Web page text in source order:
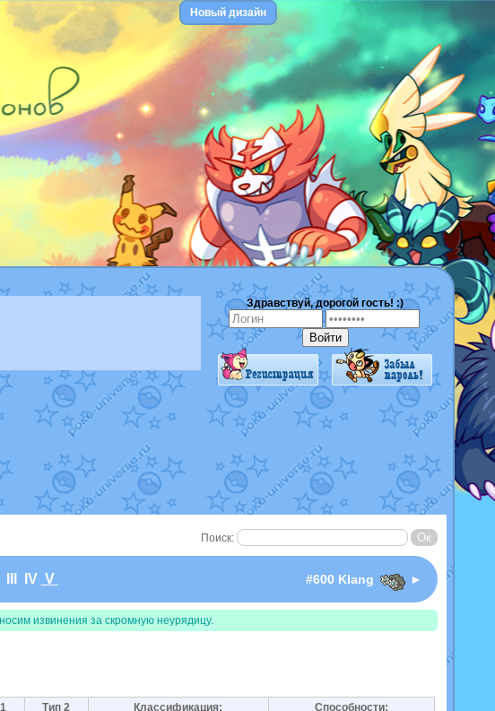
Новый дизайн
Здравствуй, дорогой гость! :)
Поиск:
IV V #600 Klang ►
извинения за скромную неурядицу.
Тип 2 Классификация:
Способности: